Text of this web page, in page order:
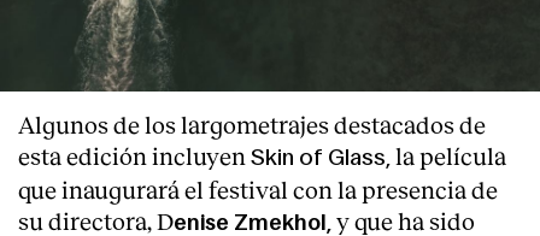
Algunos de los largometrajes destacados de
esta edición incluyen Skin of Glass, la película
que inaugurará el festival con la presencia de
su directora, Denise Zmekhol, y que ha sido